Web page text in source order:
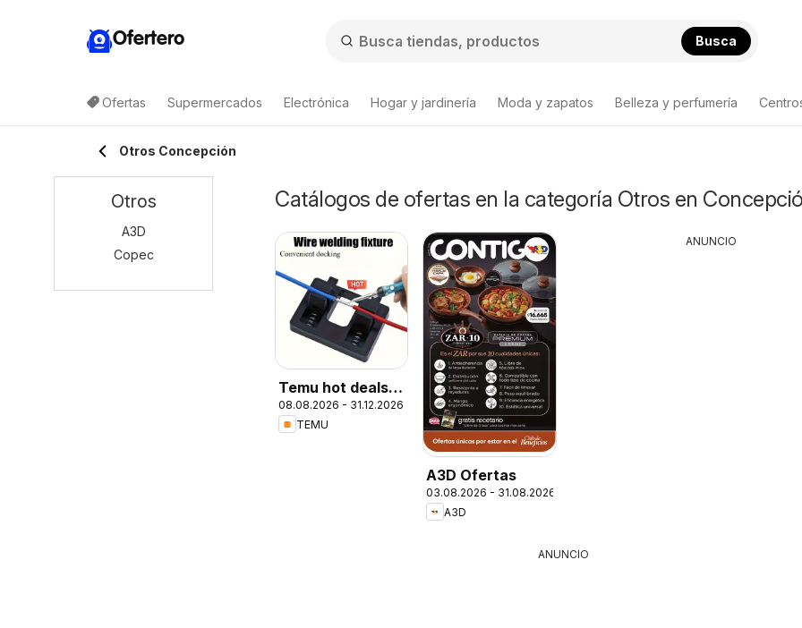
Ofertero Busca
Ofertas Supermercados Electrónica Hogar y jardinería Moda y zapatos Belleza y perfumería
Otros Concepción
Catálogos de ofertas en la categoría Otros en
Temu hot deals –
Chile
08.08.2026 - 31.12.2026
TEMU
A3D Ofertas
03.08.2026 - 31.08.2026
A3D
ANUNCIO
ANUNCIO
Otros
A3D
Copec